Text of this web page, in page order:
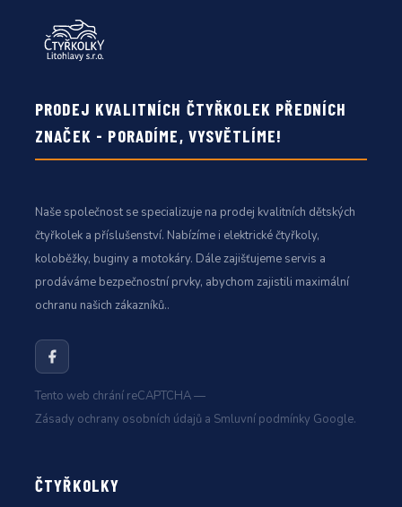
PRODEJ KVALITNÍCH ČTYŘKOLEK PŘEDNÍCH
ZNAČEK - PORADÍME, VYSVĚTLÍME!
Naše společnost se specializuje na prodej kvalitních dětských
čtyřkolek a příslušenství. Nabízíme i elektrické čtyřkoly,
koloběžky, buginy a motokáry. Dále zajišťujeme servis a
prodáváme bezpečnostní prvky, abychom zajistili maximální
ochranu našich zákazníků..
Tento web chrání reCAPTCHA —
Zásady ochrany osobních údajů a Smluvní podmínky Google.
ČTYŘKOLKY